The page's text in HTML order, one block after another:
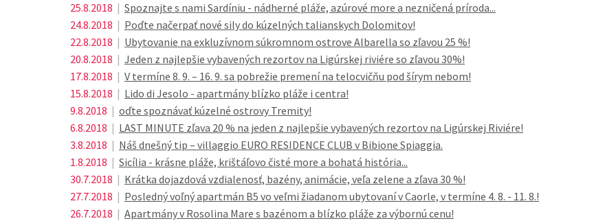
25.8.2018 | Spoznajte s nami Sardíniu - nádherné pláže, azúrové more a nezničená príroda...
24.8.2018 | Poďte načerpať nové sily do kúzelných talianskych Dolomitov!
22.8.2018 | Ubytovanie na exkluzívnom súkromnom ostrove Albarella so zľavou 25 %!
20.8.2018 | Jeden z najlepšie vybavených rezortov na Ligúrskej riviére so zľavou 30%!
17.8.2018 | V termíne 8. 9. – 16. 9. sa pobrežie premení na telocvičňu pod šírym nebom!
15.8.2018 | Lido di Jesolo - apartmány blízko pláže i centra!
9.8.2018 | oďte spoznávať kúzelné ostrovy Tremity!
6.8.2018 | LAST MINUTE zľava 20 % na jeden z najlepšie vybavených rezortov na Ligúrskej Riviére!
3.8.2018 | Náš dnešný tip – villaggio EURO RESIDENCE CLUB v Bibione Spiaggia.
1.8.2018 | Sicília - krásne pláže, krištáľovo čisté more a bohatá história...
30.7.2018 | Krátka dojazdová vzdialenosť, bazény, animácie, veľa zelene a zľava 30 %!
27.7.2018 | Posledný voľný apartmán B5 vo veľmi žiadanom ubytovaní v Caorle, v termíne 4. 8. - 11. 8.!
26.7.2018 | Apartmány v Rosolina Mare s bazénom a blízko pláže za výbornú cenu!